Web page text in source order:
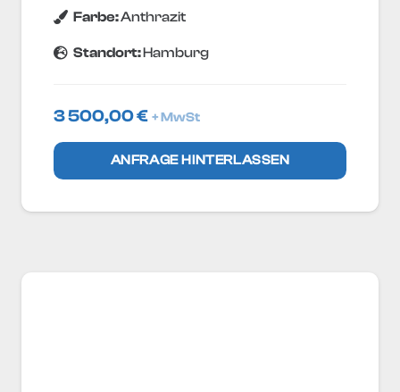
Farbe:Anthrazit
Standort:Hamburg
3 500,00€ + MwSt
ANFRAGE HINTERLASSEN